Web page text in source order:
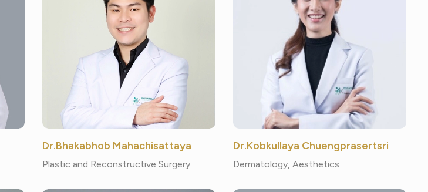
Dr.Bhakabhob Mahachisattaya
Plastic and Reconstructive Surgery
Dr.Kobkullaya Chuengprasertsri
Dermatology, Aesthetics